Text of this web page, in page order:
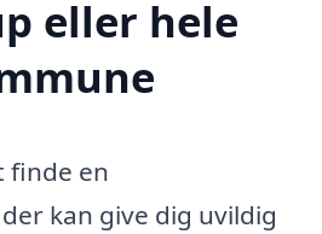
eller hele
finde en
kan give dig uvildig